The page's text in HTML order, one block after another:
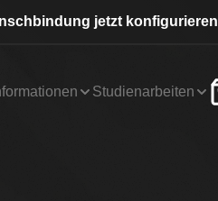
jetzt konfigurieren
Studienarbeiten